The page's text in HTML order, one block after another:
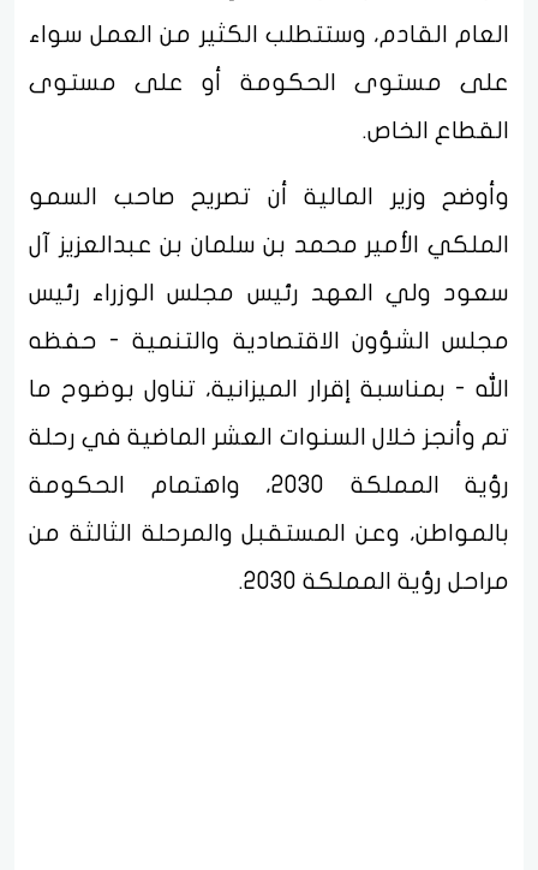
العام القادم، وستتطلب الكثير من العمل سواء
على مستوى الحكومة أو على مستوى
القطاع الخاص.
وأوضح وزير المالية أن تصريح صاحب السمو
الملكي الأمير محمد بن سلمان بن عبدالعزيز آل
سعود ولي العهد رئيس مجلس الوزراء رئيس
مجلس الشؤون الاقتصادية والتنمية - حفظه
الله - بمناسبة إقرار الميزانية، تناول بوضوح ما
تم وأنجز خلال السنوات العشر الماضية في رحلة
رؤية المملكة 2030، واهتمام الحكومة
بالمواطن، وعن المستقبل والمرحلة الثالثة من
مراحل رؤية المملكة 2030.